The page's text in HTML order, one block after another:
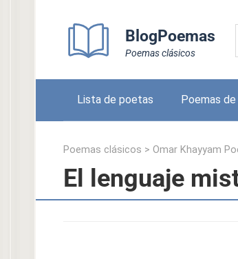
BlogPoemas
Poemas clásicos
Lista de poetas Poemas
Poemas clásicos > Omar Khayyam
El lenguaje